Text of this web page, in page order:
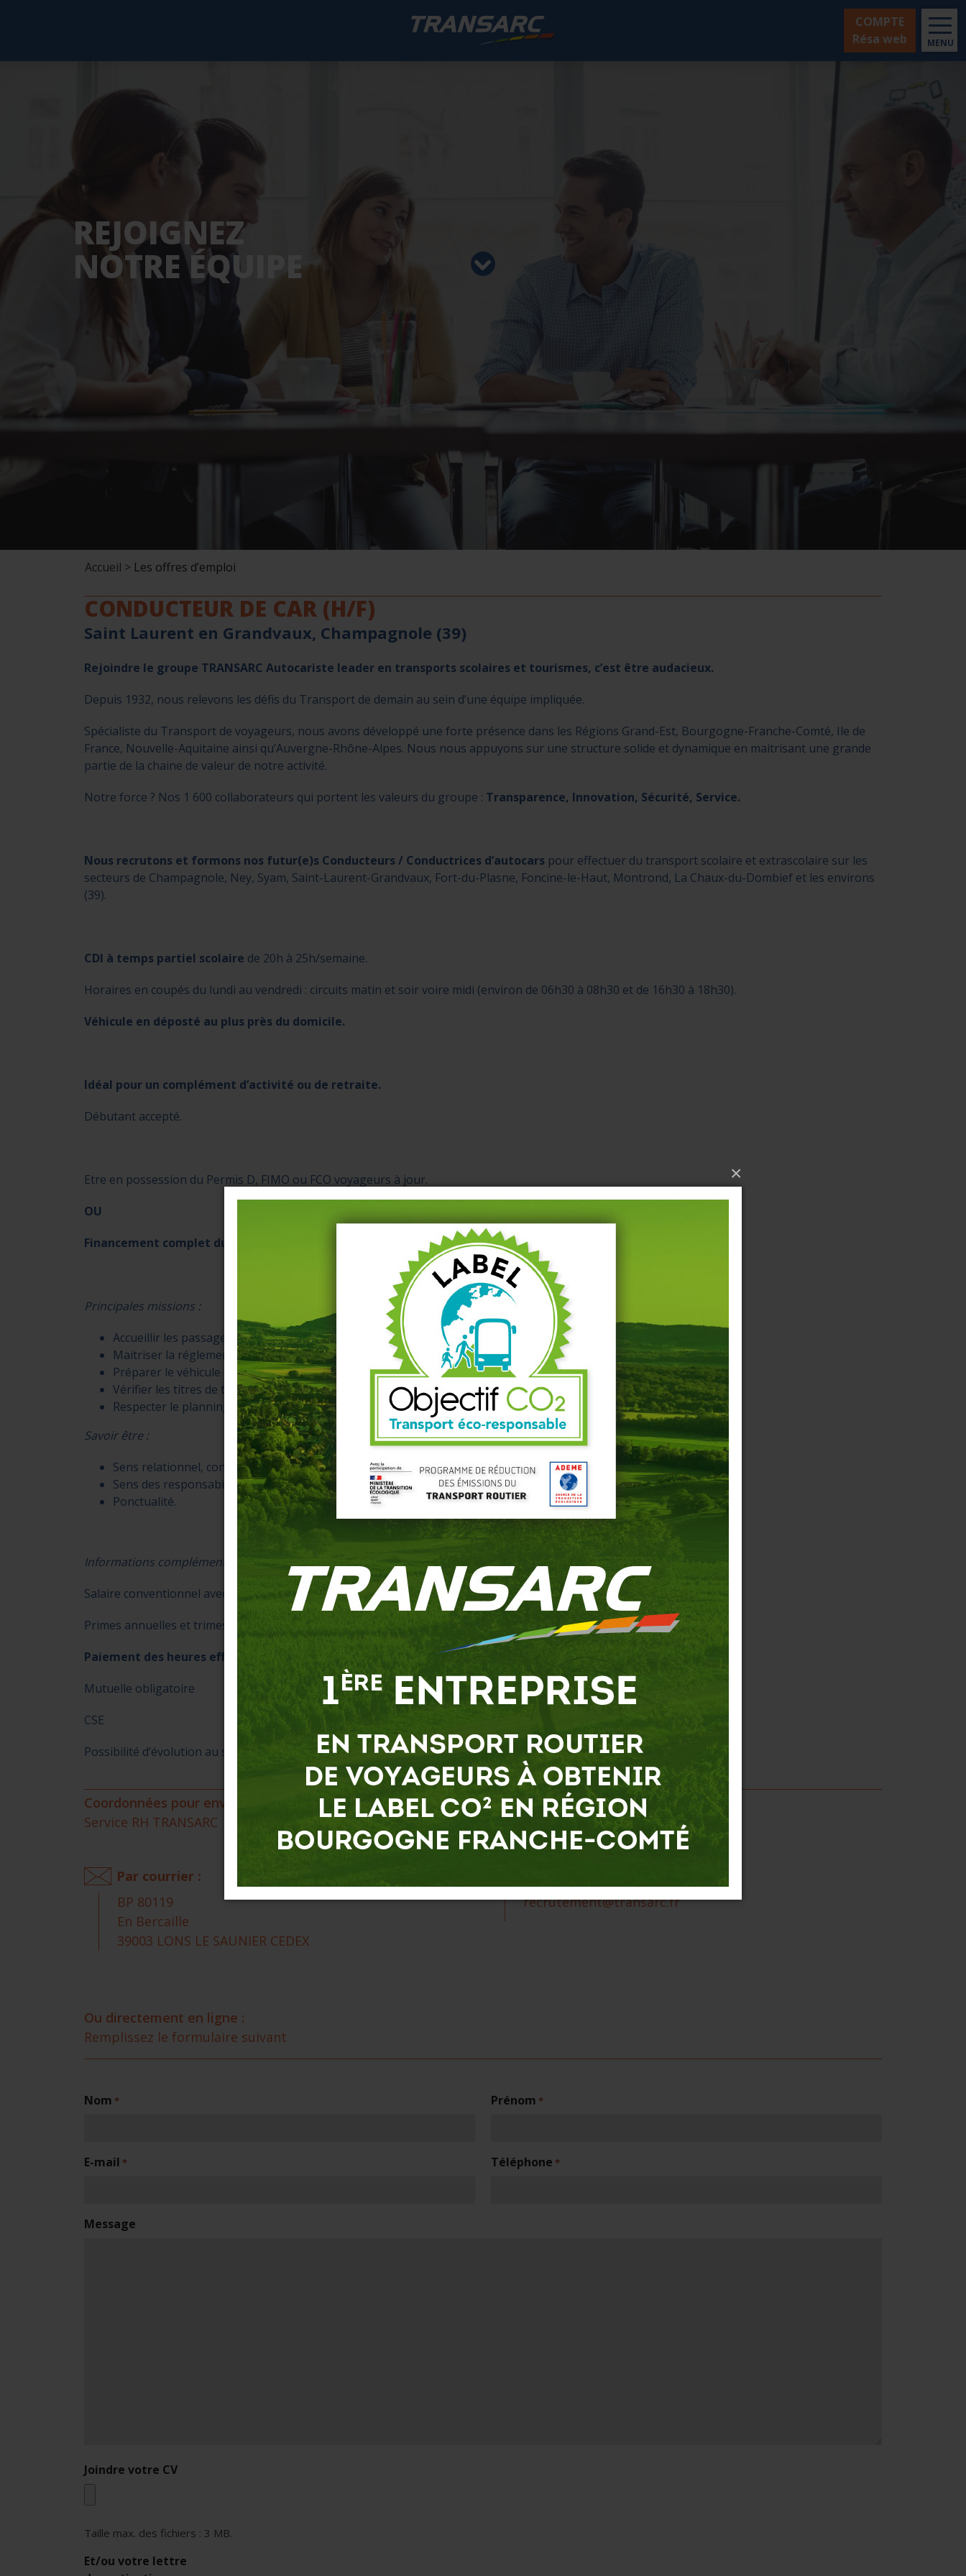
×
MENU
COMPTE
Résa web
REJOIGNEZ
NOTRE ÉQUIPE
Accueil > Les offres d’emploi
CONDUCTEUR DE CAR (H/F)
Saint Laurent en Grandvaux, Champagnole (39)
Rejoindre le groupe TRANSARC Autocariste leader en transports scolaires et tourismes, c’est être audacieux.
Depuis 1932, nous relevons les défis du Transport de demain au sein d’une équipe impliquée.
Spécialiste du Transport de voyageurs, nous avons développé une forte présence dans les Régions Grand-Est, Bourgogne-Franche-Comté, Ile de
France, Nouvelle-Aquitaine ainsi qu’Auvergne-Rhône-Alpes. Nous nous appuyons sur une structure solide et dynamique en maitrisant une grande
partie de la chaine de valeur de notre activité.
Notre force ? Nos 1 600 collaborateurs qui portent les valeurs du groupe : Transparence, Innovation, Sécurité, Service.
Nous recrutons et formons nos futur(e)s Conducteurs / Conductrices d’autocars pour effectuer du transport scolaire et extrascolaire sur les
secteurs de Champagnole, Ney, Syam, Saint-Laurent-Grandvaux, Fort-du-Plasne, Foncine-le-Haut, Montrond, La Chaux-du-Dombief et les environs
(39).
CDI à temps partiel scolaire de 20h à 25h/semaine.
Horaires en coupés du lundi au vendredi : circuits matin et soir voire midi (environ de 06h30 à 08h30 et de 16h30 à 18h30).
Véhicule en déposté au plus près du domicile.
Idéal pour un complément d’activité ou de retraite.
Débutant accepté.
Etre en possession du Permis D, FIMO ou FCO voyageurs à jour.
OU
Financement complet du PERMIS D et/ou de la FIMO / FCO Voyageurspar l’employeur.
Principales missions :
Accueillir les passagers
Maitriser la réglementation du transport de personnes.
Préparer le véhicule et contrôler l’état de fonctionnement du véhicule.
Vérifier les titres de transport et assurer l’encaissement
Respecter le planning et les fiches horaires, prévoir les aléas
Savoir être :
Sens relationnel, contact
Sens des responsabilités
Ponctualité.
Informations complémentaires :
Salaire conventionnel avec 13e mois
Primes annuelles et trimestrielles.
Paiement des heures effectuées au titre du transport occasionnel en heures supplémentaires à +25%.
Mutuelle obligatoire
CSE
Possibilité d’évolution au sein de la société (tourisme, lignes régulières,…)
Coordonnées pour envoyer votre CV et lettre de motivation :
Service RH TRANSARC
Par courrier :
BP 80119
En Bercaille
39003 LONS LE SAUNIER CEDEX
recrutement@transarc.fr
Ou directement en ligne :
Remplissez le formulaire suivant
Nom * Prénom *
E-mail * Téléphone *
Message
Joindre votre CV
Taille max. des fichiers : 3 MB.
Et/ou votre lettre